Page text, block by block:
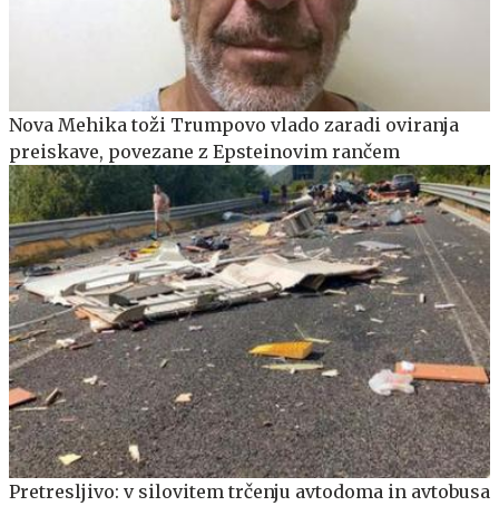
Nova Mehika toži Trumpovo vlado zaradi oviranja
preiskave, povezane z Epsteinovim rančem
Pretresljivo: v silovitem trčenju avtodoma in avtobusa